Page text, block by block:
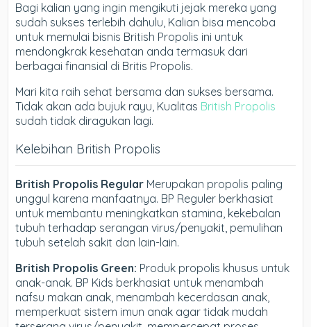
Bagi kalian yang ingin mengikuti jejak mereka yang
sudah sukses terlebih dahulu, Kalian bisa mencoba
untuk memulai bisnis British Propolis ini untuk
mendongkrak kesehatan anda termasuk dari
berbagai finansial di Britis Propolis.
Mari kita raih sehat bersama dan sukses bersama.
Tidak akan ada bujuk rayu, Kualitas British Propolis
sudah tidak diragukan lagi.
Kelebihan British Propolis
British Propolis Regular Merupakan propolis paling
unggul karena manfaatnya. BP Reguler berkhasiat
untuk membantu meningkatkan stamina, kekebalan
tubuh terhadap serangan virus/penyakit, pemulihan
tubuh setelah sakit dan lain-lain.
British Propolis Green: Produk propolis khusus untuk
anak-anak. BP Kids berkhasiat untuk menambah
nafsu makan anak, menambah kecerdasan anak,
memperkuat sistem imun anak agar tidak mudah